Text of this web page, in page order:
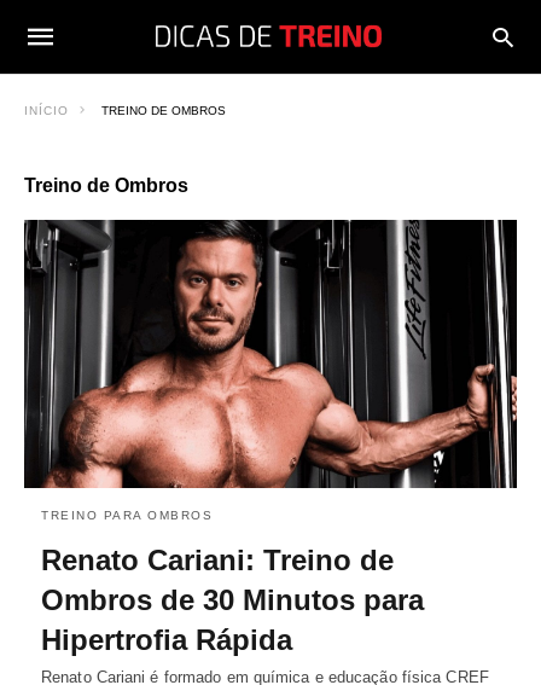
INÍCIO TREINO DE OMBROS
Treino de Ombros
TREINO PARA OMBROS
Renato Cariani: Treino de
Ombros de 30 Minutos para
Hipertrofia Rápida
Renato Cariani é formado em química e educação física CREF